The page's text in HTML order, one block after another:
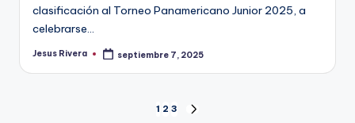
clasificación al Torneo Panamericano Junior 2025, a
celebrarse…
Publicado
Jesus Rivera septiembre 7, 2025
1 2 3